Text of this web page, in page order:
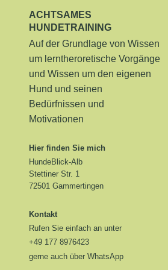
ACHTSAMES
HUNDETRAINING
Auf der Grundlage von Wissen
um lerntheroretische Vorgänge
und Wissen um den eigenen
Hund und seinen
Bedürfnissen und
Motivationen
Hier finden Sie mich
HundeBlick-Alb
Stettiner Str. 1
72501 Gammertingen
Kontakt
Rufen Sie einfach an unter
+49 177 8976423
gerne auch über WhatsApp